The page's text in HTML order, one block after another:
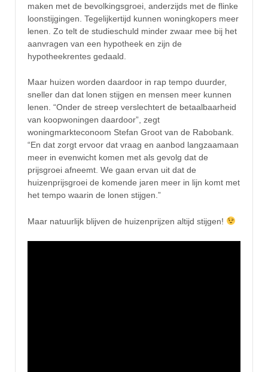
maken met de bevolkingsgroei, anderzijds met de flinke
loonstijgingen. Tegelijkertijd kunnen woningkopers meer
lenen. Zo telt de studieschuld minder zwaar mee bij het
aanvragen van een hypotheek en zijn de
hypotheekrentes gedaald.
Maar huizen worden daardoor in rap tempo duurder,
sneller dan dat lonen stijgen en mensen meer kunnen
lenen. “Onder de streep verslechtert de betaalbaarheid
van koopwoningen daardoor”, zegt
woningmarkteconoom Stefan Groot van de Rabobank.
“En dat zorgt ervoor dat vraag en aanbod langzaamaan
meer in evenwicht komen met als gevolg dat de
prijsgroei afneemt. We gaan ervan uit dat de
huizenprijsgroei de komende jaren meer in lijn komt met
het tempo waarin de lonen stijgen.”
Maar natuurlijk blijven de huizenprijzen altijd stijgen!